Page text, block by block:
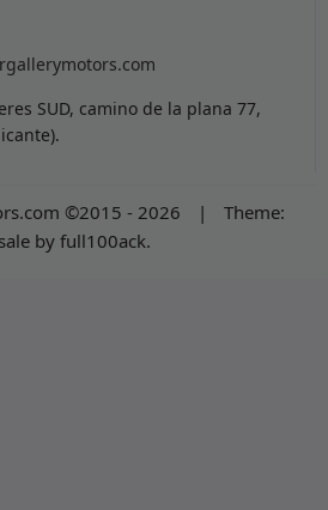
SUD, camino de la plana 77,
©2015 - 2026 |
Theme:
by full100ack.